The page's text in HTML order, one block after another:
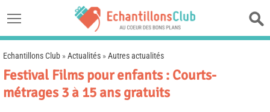
Echantillons Club »Actualités »Autres actualités
Festival Films pour enfants : Courts-
métrages 3 à 15 ans gratuits